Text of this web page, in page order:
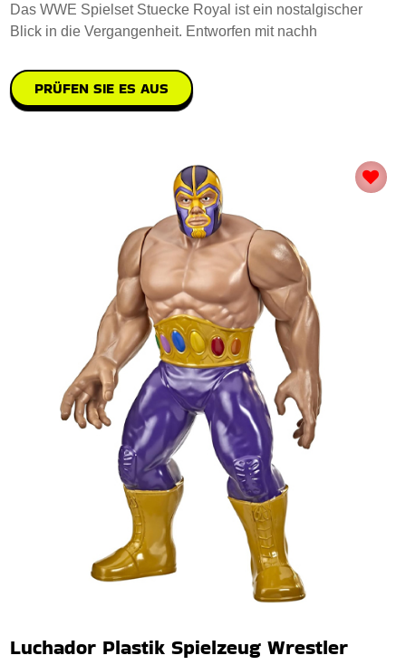
Das WWE Spielset Stuecke Royal ist ein nostalgischer
Blick in die Vergangenheit. Entworfen mit nachh
PRÜFEN SIE ES AUS
Luchador Plastik Spielzeug Wrestler